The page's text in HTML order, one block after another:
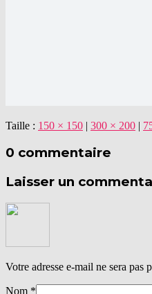
Taille : 150 × 150 | 300 × 200 |
0 commentaire
Laisser un
Votre adresse e-mail ne sera pas
Nom *